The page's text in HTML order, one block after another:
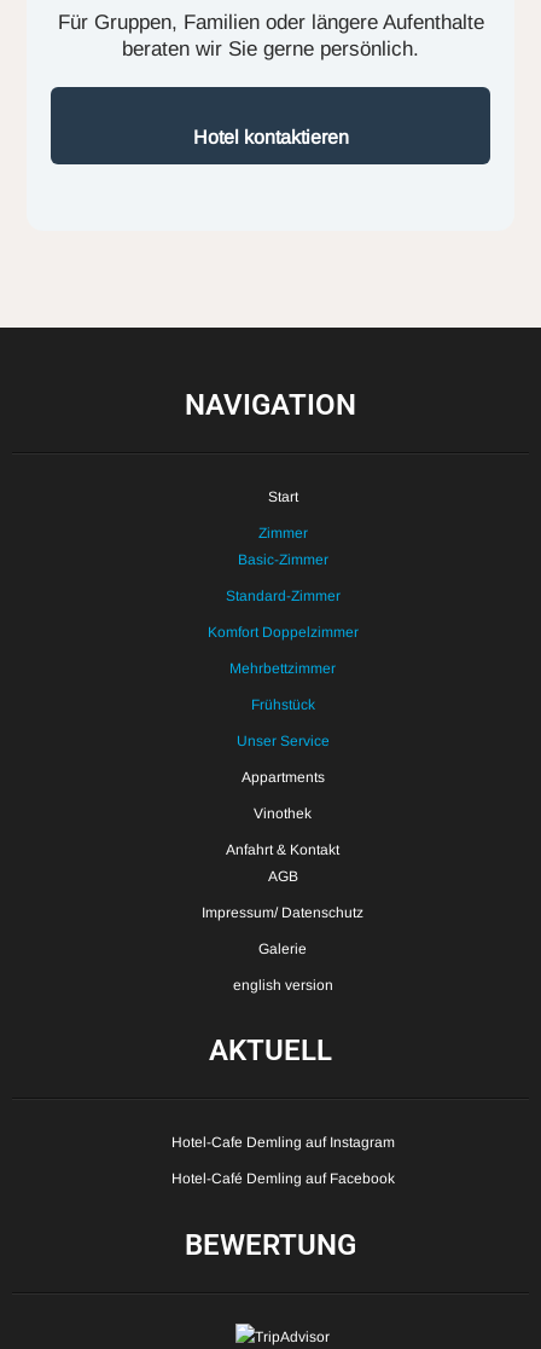
Für Gruppen, Familien oder längere Aufenthalte
beraten wir Sie gerne persönlich.
Hotel kontaktieren
NAVIGATION
Start
Zimmer
Basic-Zimmer
Standard-Zimmer
Komfort Doppelzimmer
Mehrbettzimmer
Frühstück
Unser Service
Appartments
Vinothek
Anfahrt & Kontakt
AGB
Impressum/ Datenschutz
Galerie
english version
AKTUELL
Hotel-Cafe Demling auf Instagram
Hotel-Café Demling auf Facebook
BEWERTUNG